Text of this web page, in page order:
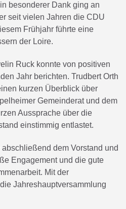
besonderer Dank ging an
seit vielen Jahren die CDU
Frühjahr führte eine
der Loire.
Ruck konnte von positiven
Jahr berichten. Trudbert Orth
kurzen Überblick über
Gemeinderat und dem
Aussprache über die
einstimmig entlastet.
dem Vorstand und
Engagement und die gute
Mit der
Jahreshauptversammlung